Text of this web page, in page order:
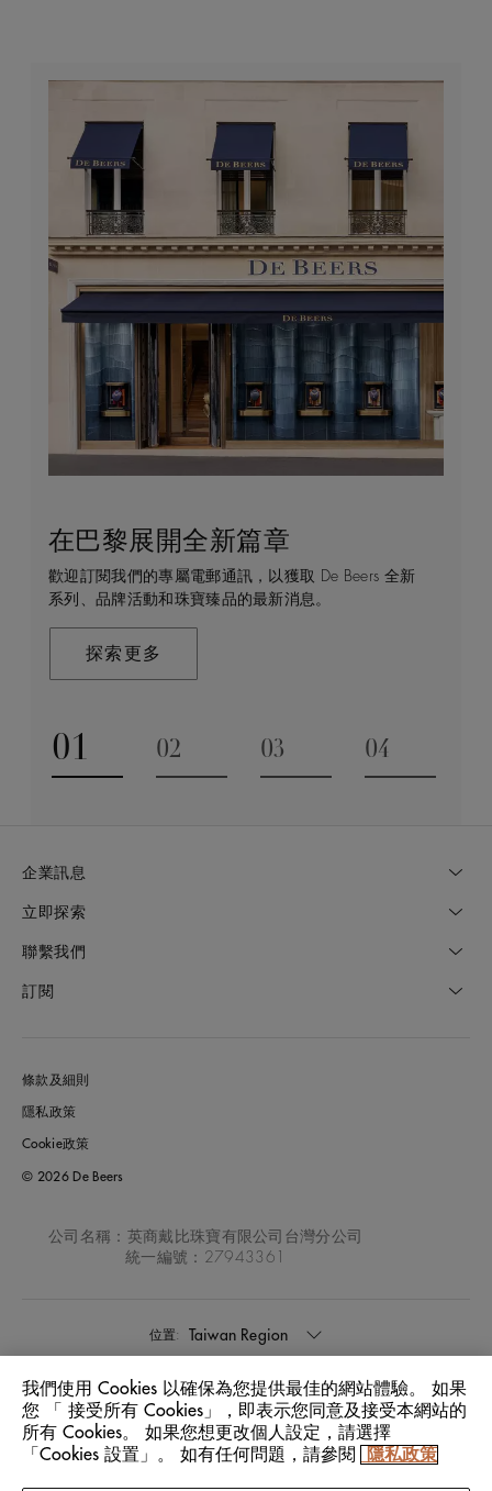
在巴黎展開全新篇章
歡迎訂閱我們的專屬電郵通訊，以獲取 De Beers 全新
系列、品牌活動和珠寶臻品的最新消息。
探索更多
守護永恒
De Beers 在全球珠寶領域獨樹一幟，因為我們是唯一
與鑽石原產地有直接連結的奢華珠寶品牌。
探索更多
顧客服務
無論您是透過線上購物或造訪實體精品店，我們始終致
力於為您提供個人化的購物體驗。預約於店內或線上進
瞭解更多
De Beers 的世界
De Beers 成立於倫敦，靈感來自非洲的自然，是奢華
鑽石珠寶的巔峰。我們的創意和工藝將鑽石轉化為永恆
探索更多
01
Go to slide 1
02
03
04
企業訊息
立即探索
聯繫我們
訂閱
條款及細則
隱私政策
Cookie政策
© 2026 De Beers
公司名稱：英商戴比珠寶有限公司台灣分公司
統一編號：27943361
位置: Taiwan Region
語言: 中文
我們使用 Cookies 以確保為您提供最佳的網站體驗。 如果
您 「 接受所有 Cookies」，即表示您同意及接受本網站的
所有 Cookies。 如果您想更改個人設定，請選擇
「Cookies 設置」。 如有任何問題，請參閱
隱私政策